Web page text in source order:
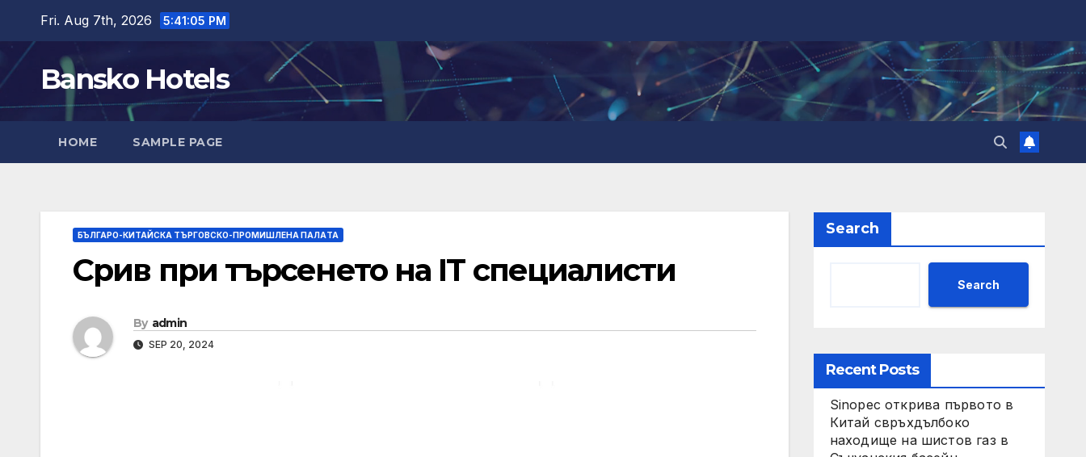
content
Fri. Aug 7th, 2026 5:41:06 PM
Bansko Hotels
HOME SAMPLE PAGE
БЪЛГАРО-КИТАЙСКА ТЪРГОВСКО-ПРОМИШЛЕНА ПАЛAТА
Срив при търсенето на IT специалисти
By admin
SEP 20, 2024
Search
Search
Recent Posts
Sinopec открива първото в
Китай свръхдълбоко
находище на шистов газ в